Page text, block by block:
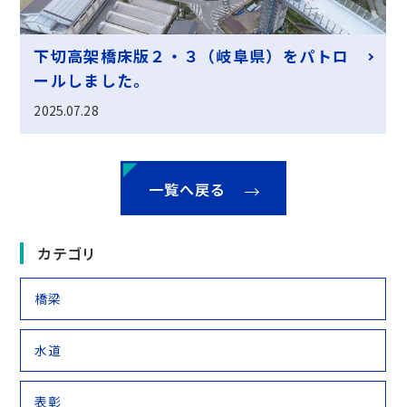
下切高架橋床版２・３（岐阜県）をパトロ
ールしました。
2025.07.28
一覧へ戻る
カテゴリ
橋梁
水道
表彰